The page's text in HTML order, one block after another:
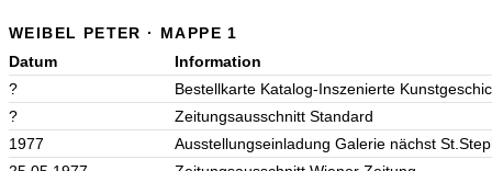
WEIBEL PETER · MAPPE 1
Datum
Information
?
Bestellkarte Katalog-Inszenierte
?
Zeitungsausschnitt Standard
1977
Ausstellungseinladung Galerie nächst